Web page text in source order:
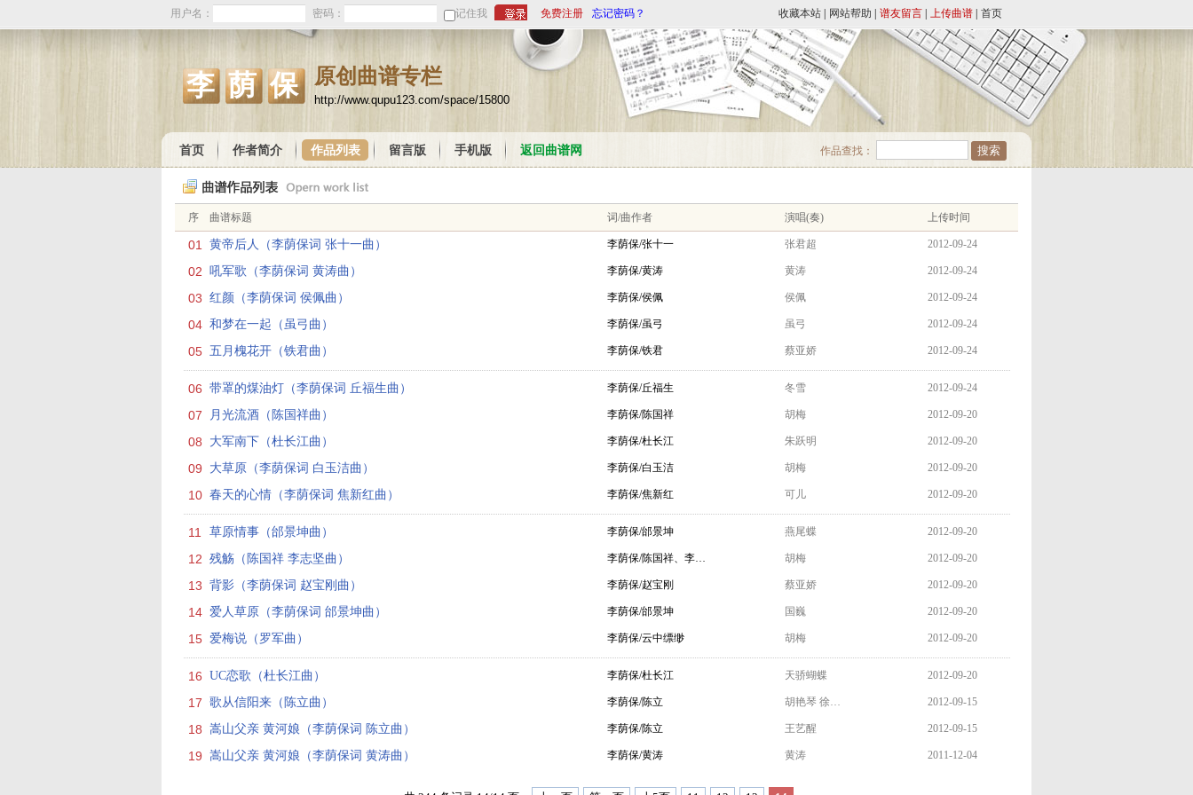
用户名： 密码： 记住我 免费注册 忘记密码？ 收藏本站 网站帮助 谱友留言 上传曲谱 首页
李荫保 原创曲谱专栏
http://www.qupu123.com/space/15800
作品查找：
首页 作者简介 作品列表 留言版 手机版 返回曲谱网
序 曲谱标题 词/曲作者 演唱(奏) 上传时间
01 黄帝后人（李荫保词 张十一曲） 李荫保/张十一 张君超 2012-09-24
02 吼军歌（李荫保词 黄涛曲） 李荫保/黄涛 黄涛 2012-09-24
03 红颜（李荫保词 侯佩曲） 李荫保/侯佩 侯佩 2012-09-24
04 和梦在一起（虽弓曲） 李荫保/虽弓 虽弓 2012-09-24
05 五月槐花开（铁君曲） 李荫保/铁君 蔡亚娇 2012-09-24
06 带罩的煤油灯（李荫保词 丘福生曲） 李荫保/丘福生 冬雪 2012-09-24
07 月光流酒（陈国祥曲） 李荫保/陈国祥 胡梅 2012-09-20
08 大军南下（杜长江曲） 李荫保/杜长江 朱跃明 2012-09-20
09 大草原（李荫保词 白玉洁曲） 李荫保/白玉洁 胡梅 2012-09-20
10 春天的心情（李荫保词 焦新红曲） 李荫保/焦新红 可儿 2012-09-20
11 草原情事（邰景坤曲） 李荫保/邰景坤 燕尾蝶 2012-09-20
12 残觞（陈国祥 李志坚曲） 李荫保/陈国祥、李… 胡梅 2012-09-20
13 背影（李荫保词 赵宝刚曲） 李荫保/赵宝刚 蔡亚娇 2012-09-20
14 爱人草原（李荫保词 邰景坤曲） 李荫保/邰景坤 国巍 2012-09-20
15 爱梅说（罗军曲） 李荫保/云中缥缈 胡梅 2012-09-20
16 UC恋歌（杜长江曲） 李荫保/杜长江 天骄蝴蝶 2012-09-20
17 歌从信阳来（陈立曲） 李荫保/陈立 胡艳琴 徐… 2012-09-15
18 嵩山父亲 黄河娘（李荫保词 陈立曲） 李荫保/陈立 王艺醒 2012-09-15
19 嵩山父亲 黄河娘（李荫保词 黄涛曲） 李荫保/黄涛 黄涛 2011-12-04